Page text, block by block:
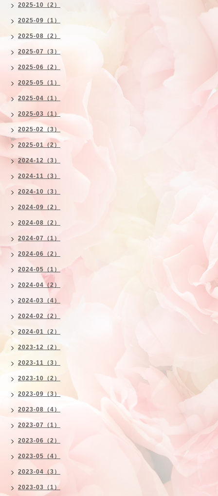
2025-10（2）
2025-09（1）
2025-08（2）
2025-07（3）
2025-06（2）
2025-05（1）
2025-04（1）
2025-03（1）
2025-02（3）
2025-01（2）
2024-12（3）
2024-11（3）
2024-10（3）
2024-09（2）
2024-08（2）
2024-07（1）
2024-06（2）
2024-05（1）
2024-04（2）
2024-03（4）
2024-02（2）
2024-01（2）
2023-12（2）
2023-11（3）
2023-10（2）
2023-09（3）
2023-08（4）
2023-07（1）
2023-06（2）
2023-05（4）
2023-04（3）
2023-03（1）